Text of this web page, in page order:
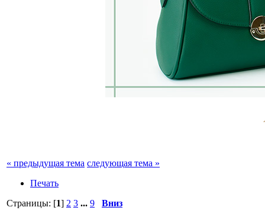
« предыдущая тема следующая тема »
Печать
Страницы: [1] 2 3 ... 9 Вниз